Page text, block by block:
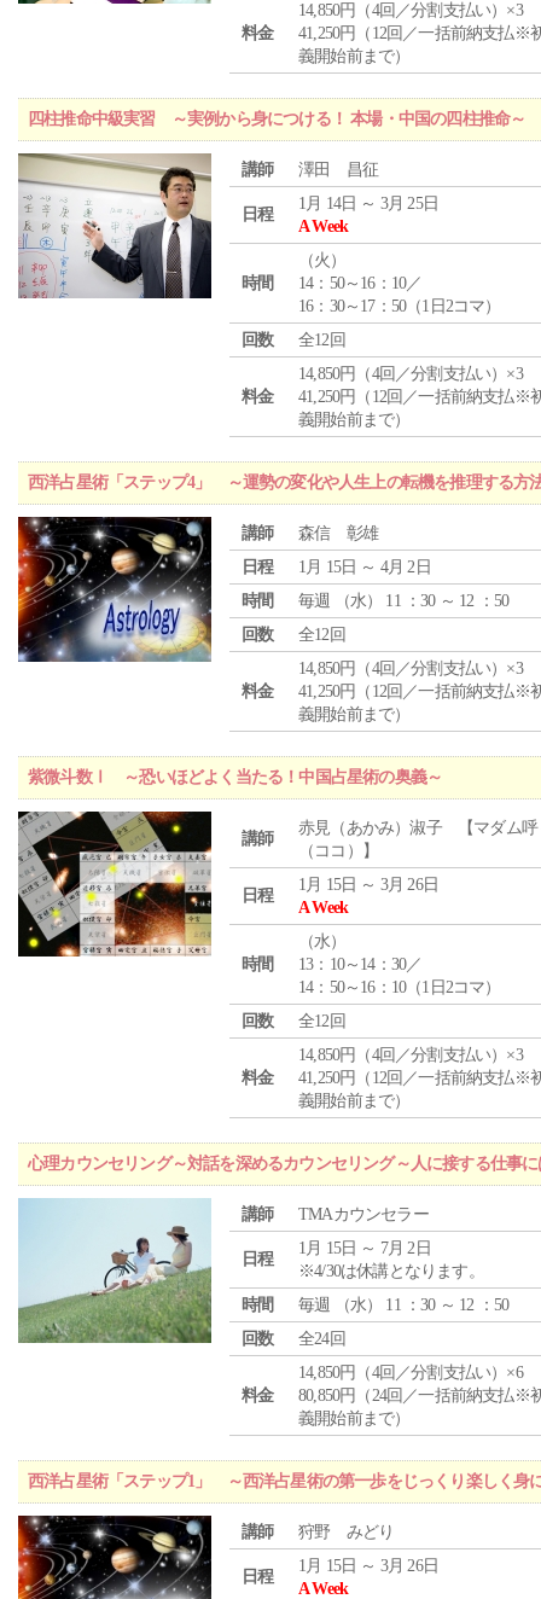
料金
14,850円（4回／分割支払い）×3
41,250円（12回／一括前納支払※
義開始前まで）
四柱推命中級実習 ～実例から身につける！ 本場・中国の四柱推命～
講師 澤田 昌征
日程
1月 14日 ～ 3月 25日
A Week
時間
（火 ）
14：50～16：10／
16：30～17：50（1日2コマ）
回数
全12回
料金
14,850円（4回／分割支払い）×3
41,250円（12回／一括前納支払※
義開始前まで）
西洋占星術「ステップ4」 ～運勢の変化や人生上の転機を推理する方
講師
森信 彰雄
日程
1月 15日 ～ 4月 2日
時間
毎週 （水） 11 ：30 ～ 12 ：50
回数
全12回
料金
14,850円（4回／分割支払い）×3
41,250円（12回／一括前納支払※
義開始前まで）
紫微斗数Ⅰ ～恐いほどよく当たる！中国占星術の奥義～
講師
赤見（あかみ）淑子 【マダム呼
（ココ）】
日程
1月 15日 ～ 3月 26日
A Week
時間
（水）
13：10～14：30／
14：50～16：10（1日2コマ）
回数
全12回
料金
14,850円（4回／分割支払い）×3
41,250円（12回／一括前納支払※
義開始前まで）
心理カウンセリング～対話を深めるカウンセリング～人に接する仕事
講師 TMAカウンセラー
日程
1月 15日 ～ 7月 2日
※4/30は休講となります。
時間
毎週 （水） 11 ：30 ～ 12 ：50
回数
全24回
料金
14,850円（4回／分割支払い）×6
80,850円（24回／一括前納支払※
義開始前まで）
西洋占星術「ステップ1」 ～西洋占星術の第一歩をじっくり楽しく身
講師 狩野 みどり
日程
1月 15日 ～ 3月 26日
A Week